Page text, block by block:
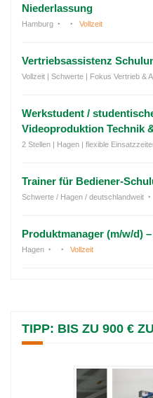
Niederlassung
Hamburg Vollzeit
Vertriebsassistenz
Vollzeit | Schwerte | Fokus Vertrieb &
Werkstudent /
Videoproduktion Technik
2 Stellen | Hagen | flexible
Trainer für Bediener-
Schwerte / Hagen / deutschlandweit
Produktmanager (m/w/d)
Hagen Vollzeit
TIPP: BIS ZU 900 €